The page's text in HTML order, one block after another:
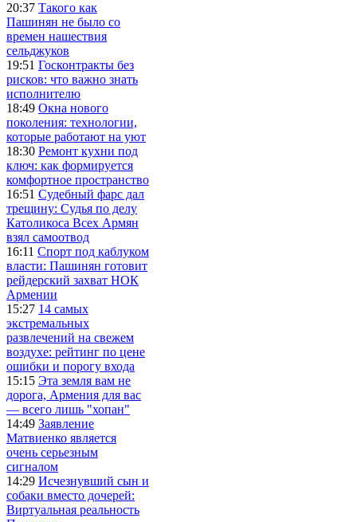
20:37 Такого как
Пашинян не было со
времен нашествия
сельджуков
19:51 Госконтракты без
рисков: что важно знать
исполнителю
18:49 Окна нового
поколения: технологии,
которые работают на уют
18:30 Ремонт кухни под
ключ: как формируется
комфортное пространство
16:51 Судебный фарс дал
трещину: Судья по делу
Католикоса Всех Армян
взял самоотвод
16:11 Спорт под каблуком
власти: Пашинян готовит
рейдерский захват НОК
Армении
15:27 14 самых
экстремальных
развлечений на свежем
воздухе: рейтинг по цене
ошибки и порогу входа
15:15 Эта земля вам не
дорога, Армения для вас
— всего лишь "хопан"
14:49 Заявление
Матвиенко является
очень серьезным
сигналом
14:29 Исчезнувший сын и
собаки вместо дочерей:
Виртуальная реальность